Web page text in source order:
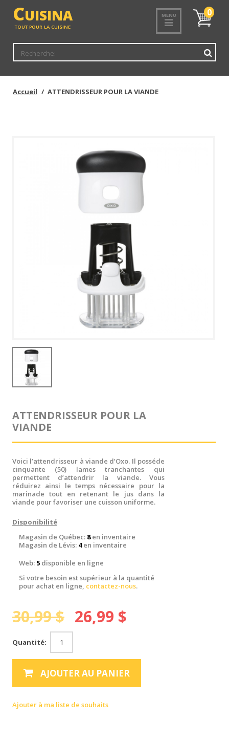
CUISINA
TOUT POUR LA CUISINE
MENU
Mon
panier
0
Accueil ATTENDRISSEUR POUR LA VIANDE
ATTENDRISSEUR POUR LA
VIANDE
Voici l’attendrisseur à viande d’Oxo. Il posséde
cinquante (50) lames tranchantes qui
permettent d’attendrir la viande. Vous
réduirez ainsi le temps nécessaire pour la
marinade tout en retenant le jus dans la
viande pour favoriser une cuisson uniforme.
Disponibilité
Magasin de Québec: 8en inventaire
Magasin de Lévis: 4en inventaire
Web: 5 disponible en ligne
Si votre besoin est supérieur à la quantité
pour achat en ligne, contactez-nous.
30,99 $ 26,99 $
Quantité:
AJOUTER AU PANIER
Ajouter à ma liste de souhaits